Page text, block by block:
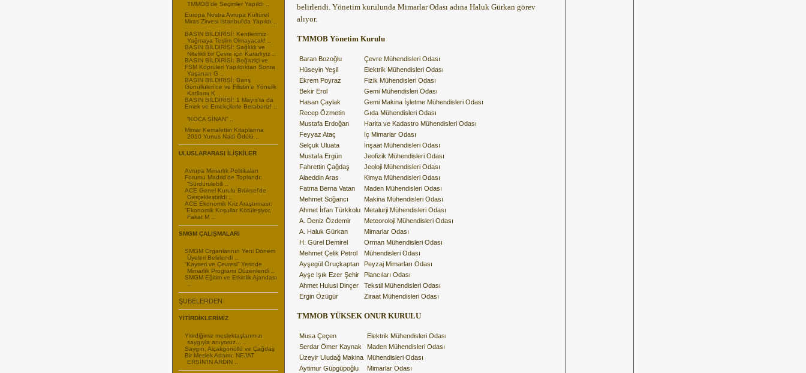
TMMOB’de Seçimler Yapıldı ..
Europa Nostra Avrupa Kültürel
Miras Zirvesi İstanbul'da Yapıldı ..
BASIN BİLDİRİSİ: Kentlerimiz
Yağmaya Teslim Olmayacak! ..
BASIN BİLDİRİSİ: Sağlıklı ve
Nitelikli bir Çevre için Kararlıyız ..
BASIN BİLDİRİSİ: Boğaziçi ve
FSM Köprüleri Yapıldıktan Sonra
Yaşanan G ..
BASIN BİLDİRİSİ: Barış
Gönüllüleri’ne ve Filistin’e Yönelik
Katliamı K ..
BASIN BİLDİRİSİ: 1 Mayıs’ta da
Emek ve Emekçilerle Beraberiz! ..
“KOCA SİNAN” ..
Mimar Kemalettin Kitaplarına
2010 Yunus Nadi Ödülü ..
ULUSLARARASI İLİŞKİLER
Avrupa Mimarlık Politikaları
Forumu Madrid’de Toplandı:
“Sürdürülebili ..
ACE Genel Kurulu Brüksel’de
Gerçekleştirildi ..
ACE Ekonomik Kriz Araştırması:
“Ekonomik Koşullar Kötüleşiyor,
Fakat M ..
SMGM ÇALIŞMALARI
SMGM Organlarının Yeni Dönem
Üyeleri Belirlendi ..
“Kayseri ve Çevresi” Yerinde
Mimarlık Programı Düzenlendi ..
SMGM Eğitim ve Etkinlik Ajandası
ŞUBELERDEN
YİTİRDİKLERİMİZ
Yitirdiğimiz meslektaşlarımızı
saygıyla anıyoruz... ..
Saygın, Alçakgönüllü ve Çağdaş
Bir Meslek Adamı: NEJAT
ERSİN’İN ARDIN ..
belirlendi. Yönetim kurulunda Mimarlar Odası adına Haluk Gürkan görev
alıyor.
TMMOB Yönetim Kurulu
Baran Bozoğlu
Çevre Mühendisleri Odası
Hüseyin Yeşil
Elektrik Mühendisleri Odası
Ekrem Poyraz
Fizik Mühendisleri Odası
Bekir Erol
Gemi Mühendisleri Odası
Hasan Çaylak
Gemi Makina İşletme Mühendisleri Odası
Recep Özmetin
Gıda Mühendisleri Odası
Mustafa Erdoğan
Harita ve Kadastro Mühendisleri Odası
Feyyaz Ataç
İç Mimarlar Odası
Selçuk Uluata
İnşaat Mühendisleri Odası
Mustafa Ergün
Jeofizik Mühendisleri Odası
Fahrettin Çağdaş
Jeoloji Mühendisleri Odası
Alaeddin Aras
Kimya Mühendisleri Odası
Fatma Berna Vatan
Maden Mühendisleri Odası
Mehmet Soğancı
Makina Mühendisleri Odası
Ahmet İrfan Türkkolu Metalurji Mühendisleri Odası
A. Deniz Özdemir
Meteoroloji Mühendisleri Odası
A. Haluk Gürkan
Mimarlar Odası
H. Gürel Demirel
Orman Mühendisleri Odası
Mehmet Çelik Petrol
Mühendisleri Odası
Ayşegül Oruçkaptan
Peyzaj Mimarları Odası
Ayşe Işık Ezer Şehir
Plancıları Odası
Ahmet Hulusi Dinçer
Tekstil Mühendisleri Odası
Ergin Özügür
Ziraat Mühendisleri Odası
TMMOB YÜKSEK ONUR KURULU
Musa Çeçen
Elektrik Mühendisleri Odası
Serdar Ömer Kaynak
Maden Mühendisleri Odası
Üzeyir Uludağ Makina Mühendisleri Odası
Aytimur Güpgüpoğlu
Mimarlar Odası